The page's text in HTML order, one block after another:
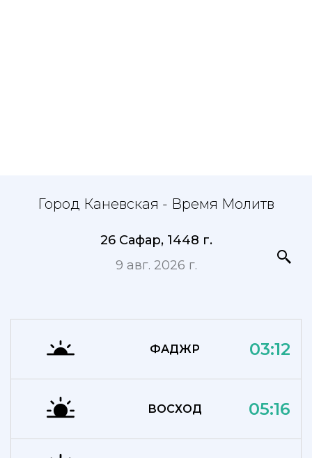
Город Каневская - Время Молитв
26 Сафар, 1448 г.
9 авг. 2026 г.
ФАДЖР 03:12
ВОСХОД 05:16